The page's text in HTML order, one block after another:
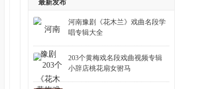
京剧玉堂春沈福存王筠衡纽承华
京剧响马传李少春袁世海
京剧一捧雪安云武李胜素赵葆秀
京剧大探二张慧芳杜镇杰安平
京剧长坂坡李少春袁世海刘元汉
最新发布
河南豫剧《花木兰》戏曲名段学
唱专辑大全
203个黄梅戏名段戏曲视频专辑
小辞店桃花扇女驸马